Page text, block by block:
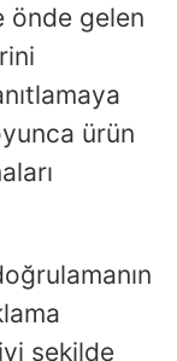
önde gelen
ürün
şekilde